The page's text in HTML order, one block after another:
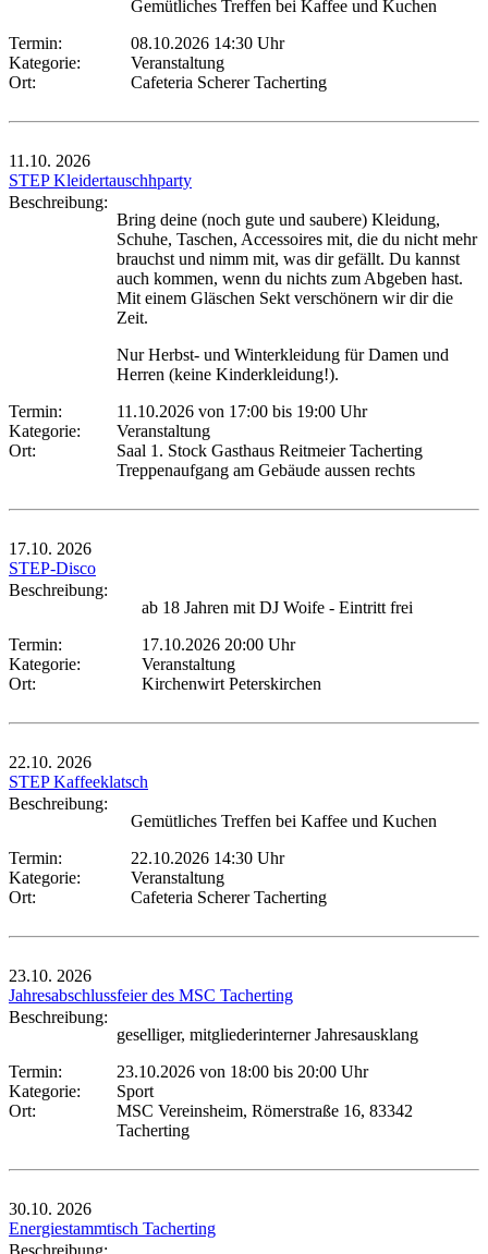
Gemütliches Treffen bei Kaffee und Kuchen
Termin:
08.10.2026 14:30 Uhr
Kategorie:
Veranstaltung
Ort:
Cafeteria Scherer Tacherting
11.10. 2026
STEP Kleidertauschhparty
Beschreibung:
Bring deine (noch gute und saubere) Kleidung,
Schuhe, Taschen, Accessoires mit, die du nicht mehr
brauchst und nimm mit, was dir gefällt. Du kannst
auch kommen, wenn du nichts zum Abgeben hast.
Mit einem Gläschen Sekt verschönern wir dir die
Zeit.
Nur Herbst- und Winterkleidung für Damen und
Herren (keine Kinderkleidung!).
Termin:
11.10.2026 von 17:00 bis 19:00 Uhr
Kategorie:
Veranstaltung
Ort:
Saal 1. Stock Gasthaus Reitmeier Tacherting
Treppenaufgang am Gebäude aussen rechts
17.10. 2026
STEP-Disco
Beschreibung:
ab 18 Jahren mit DJ Woife - Eintritt frei
Termin:
17.10.2026 20:00 Uhr
Kategorie:
Veranstaltung
Ort:
Kirchenwirt Peterskirchen
22.10. 2026
STEP Kaffeeklatsch
Beschreibung:
Gemütliches Treffen bei Kaffee und Kuchen
Termin:
22.10.2026 14:30 Uhr
Kategorie:
Veranstaltung
Ort:
Cafeteria Scherer Tacherting
23.10. 2026
Jahresabschlussfeier des MSC Tacherting
Beschreibung:
geselliger, mitgliederinterner Jahresausklang
Termin:
23.10.2026 von 18:00 bis 20:00 Uhr
Kategorie:
Sport
Ort:
MSC Vereinsheim, Römerstraße 16, 83342
Tacherting
30.10. 2026
Energiestammtisch Tacherting
Beschreibung: